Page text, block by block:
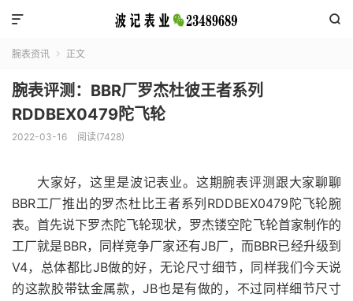


腕表资讯  正文
腕表评测：BBR厂罗杰杜彼王者系列
RDDBEX0479陀飞轮
2022-03-16 阅读(7428)
大家好，这里是波记表业。这期腕表评测跟大家聊聊
BBR工厂推出的罗杰杜比王者系列RDDBEX0479陀飞轮腕
表。首先说下罗杰陀飞轮现状，罗杰镂空陀飞轮首家制作的
工厂就是BBR，同样竞争厂家还有JB厂，而BBR已经升级到
V4，总体都比JB做的好，无论尺寸细节，同样我们今天说
的这款胶带钛金属款，JB也是有做的，不过同样细节尺寸